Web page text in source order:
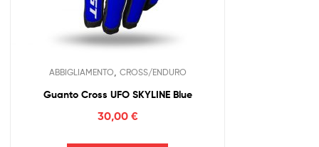
ABBIGLIAMENTO CROSS/ENDURO
Guanto Cross UFO SKYLINE Blue
30,00 €